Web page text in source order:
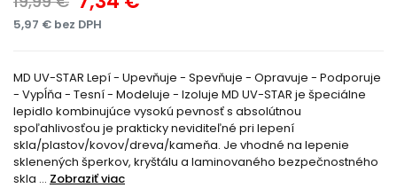
5,97 € bez DPH
MD UV-STAR Lepí - Upevňuje - Spevňuje - Opravuje - Podporuje
- Vypĺňa - Tesní - Modeluje - Izoluje MD UV-STAR je špeciálne
lepidlo kombinujúce vysokú pevnosť s absolútnou
spoľahlivosťou je prakticky neviditeľné pri lepení
skla/plastov/kovov/dreva/kameňa. Je vhodné na lepenie
sklenených šperkov, kryštálu a laminovaného bezpečnostného
skla ... Zobraziť viac